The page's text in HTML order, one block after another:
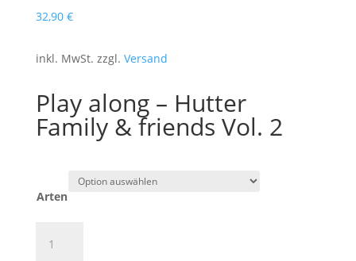
32,90 €
inkl. MwSt. zzgl. Versand
Play along – Hutter
Family & friends Vol. 2
Arten
along